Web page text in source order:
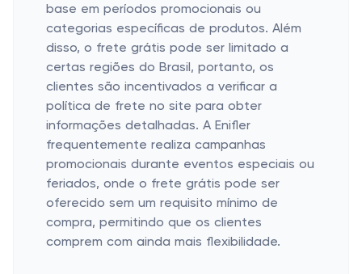
base em períodos promocionais ou
categorias específicas de produtos. Além
disso, o frete grátis pode ser limitado a
certas regiões do Brasil, portanto, os
clientes são incentivados a verificar a
política de frete no site para obter
informações detalhadas. A Enifler
frequentemente realiza campanhas
promocionais durante eventos especiais ou
feriados, onde o frete grátis pode ser
oferecido sem um requisito mínimo de
compra, permitindo que os clientes
comprem com ainda mais flexibilidade.